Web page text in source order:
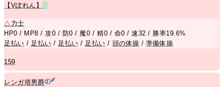
【Vぽれん】
R
△ 力士
HP0 / MP8 / 攻0 / 防0 / 魔0 / 精0 / 命0 / 速32 / 勝率19.6%
足払い / 足払い / 足払い / 足払い / 頭の体操 /準備体操
159
レンガ塔男爵